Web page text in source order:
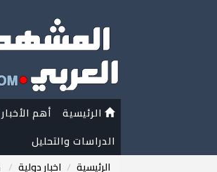
الرئيسية أهم الأخبار
الدراسات والتحليل
الرئيسية
اخبار دولية